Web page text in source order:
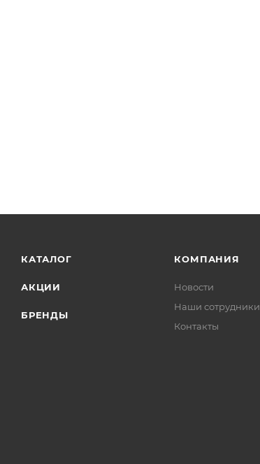
КАТАЛОГ
АКЦИИ
БРЕНДЫ
КОМПАНИЯ
Новости
Наши сотрудники
Контакты